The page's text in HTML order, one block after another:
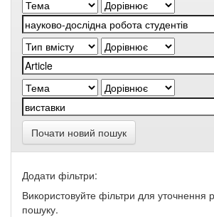
Почати новий пошук
Додати фільтри:
Використовуйте фільтри для уточнення
пошуку.